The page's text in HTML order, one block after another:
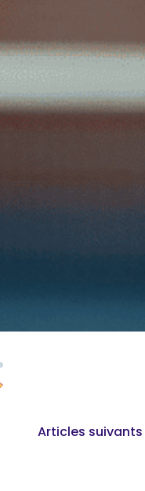
Articles suivants